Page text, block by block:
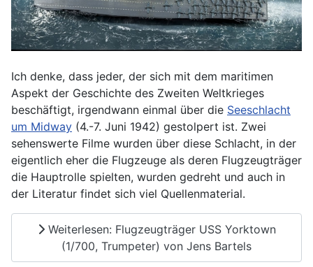
Ich denke, dass jeder, der sich mit dem maritimen
Aspekt der Geschichte des Zweiten Weltkrieges
beschäftigt, irgendwann einmal über die Seeschlacht
um Midway (4.-7. Juni 1942) gestolpert ist. Zwei
sehenswerte Filme wurden über diese Schlacht, in der
eigentlich eher die Flugzeuge als deren Flugzeugträger
die Hauptrolle spielten, wurden gedreht und auch in
der Literatur findet sich viel Quellenmaterial.
Weiterlesen: Flugzeugträger USS Yorktown
(1/700, Trumpeter) von Jens Bartels